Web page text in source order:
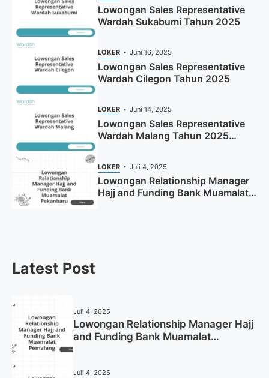
Lowongan Sales Representative
Wardah Sukabumi Tahun 2025
LOKER Juni 16, 2025
Lowongan Sales Representative
Wardah Cilegon Tahun 2025
LOKER Juni 14, 2025
Lowongan Sales Representative
Wardah Malang Tahun 2025
LOKER Juli 4, 2025
Lowongan Relationship Manager
Hajj and Funding Bank Muamalat
Latest Post
Juli 4, 2025
Lowongan Relationship Manager Hajj
and Funding Bank Muamalat
Juli 4, 2025